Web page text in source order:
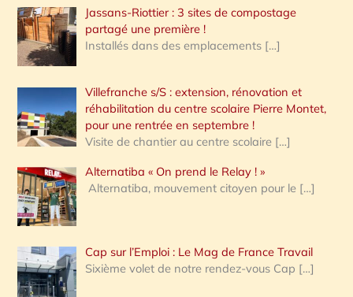
Jassans-Riottier : 3 sites de compostage
partagé une première !
Installés dans des emplacements […]
Villefranche s/S : extension, rénovation et
réhabilitation du centre scolaire Pierre Montet,
pour une rentrée en septembre !
Visite de chantier au centre scolaire […]
Alternatiba « On prend le Relay ! »
Alternatiba, mouvement citoyen pour le […]
Cap sur l’Emploi : Le Mag de France Travail
Sixième volet de notre rendez-vous Cap […]